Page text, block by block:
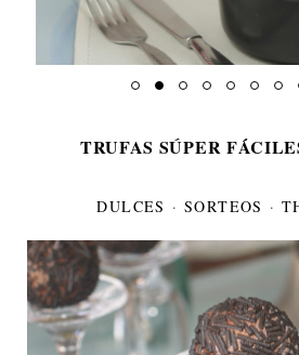
TRUFAS SÚPER
DULCES · SORTEOS ·